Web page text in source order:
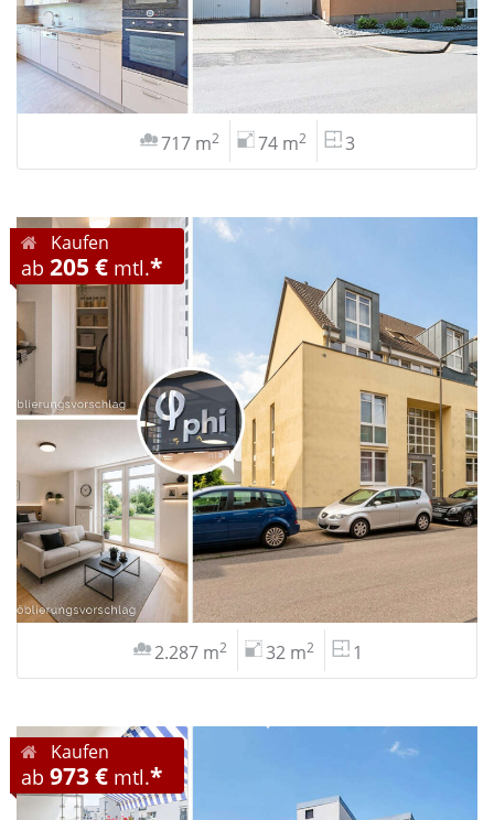
717 m2 74 m2 3
Kaufen
ab 205 € mtl.*
2.287 m2 32 m2 1
Kaufen
ab 973 € mtl.*